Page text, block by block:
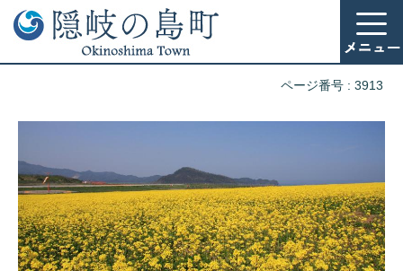
委
員
会
ページ番号 : 3913